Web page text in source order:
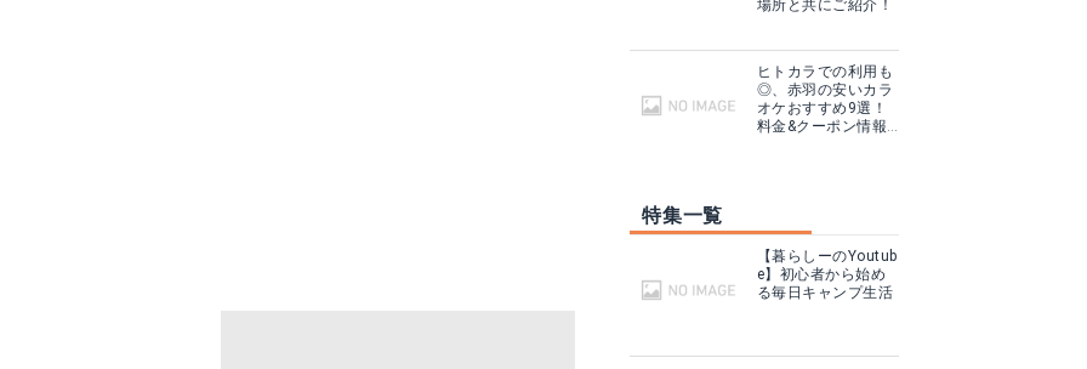
場所と共にご紹介！
ヒトカラでの利用も
◎、赤羽の安いカラ
オケおすすめ9選！
料金&クーポン情報
特集一覧
【暮らしーのYoutub
e】初心者から始め
る毎日キャンプ生活